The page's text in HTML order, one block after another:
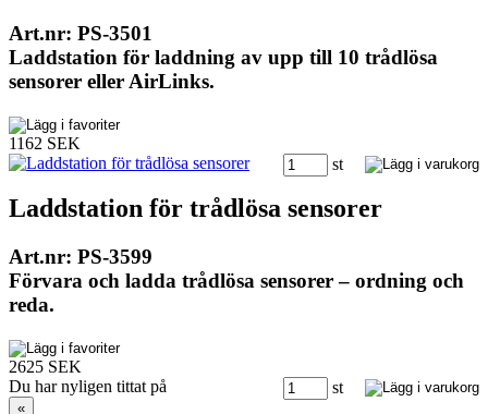
Art.nr: PS-3501
Laddstation för laddning av upp till 10 trådlösa
sensorer eller AirLinks.
1162 SEK
st
Laddstation för trådlösa sensorer
Art.nr: PS-3599
Förvara och ladda trådlösa sensorer – ordning och
reda.
2625 SEK
st
Du har nyligen tittat på
«